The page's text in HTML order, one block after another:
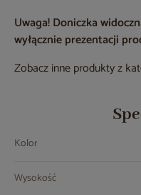
Uwaga! Doniczka
wyłącznie prezentacji
Zobacz inne produkty z
Kolor
Wysokość